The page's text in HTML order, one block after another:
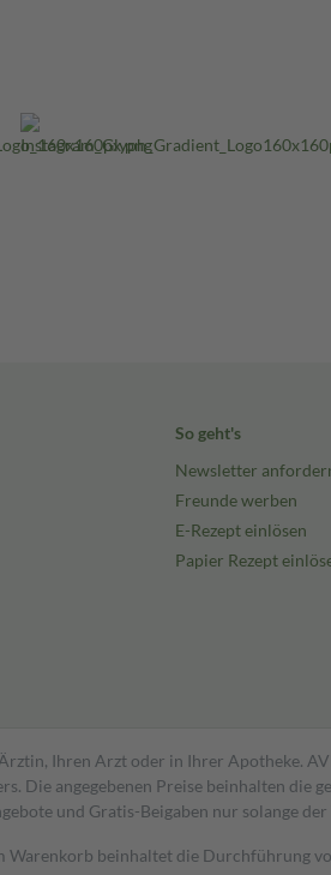
So geht's
Newsletter
Freunde werben
E-Rezept einlösen
Papier Rezept
Ihren Arzt oder in Ihrer Apotheke.
angegebenen Preise beinhalten die
und Gratis-Beigaben nur solange
beinhaltet die Durchführung